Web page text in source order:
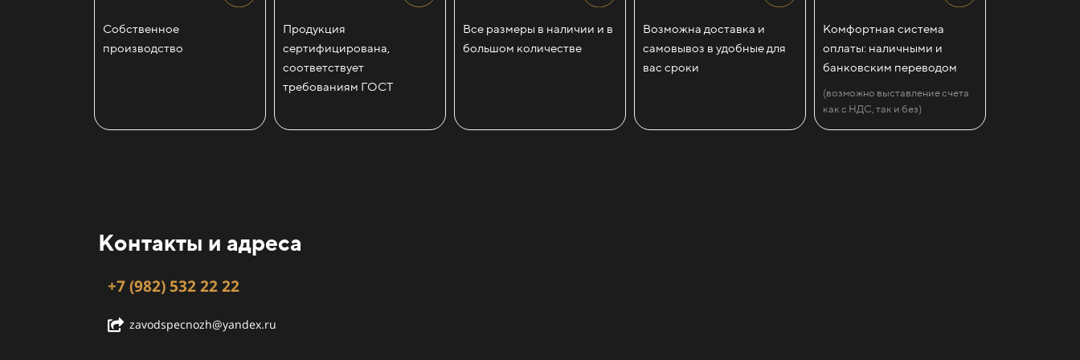
Собственное
производство
Продукция
сертифицирована,
соответствует
требованиям ГОСТ
Все размеры в наличии и в
большом количестве
Возможна доставка и
самовывоз в удобные для
вас сроки
Комфортная система
оплаты: наличными и
банковским переводом
(возможно выставление счета
как с НДС, так и без)
Контакты и адреса
+7 (982) 532 22 22
zavodspecnozh@yandex.ru